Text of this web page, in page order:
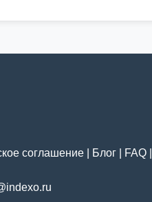
соглашение Блог FAQ